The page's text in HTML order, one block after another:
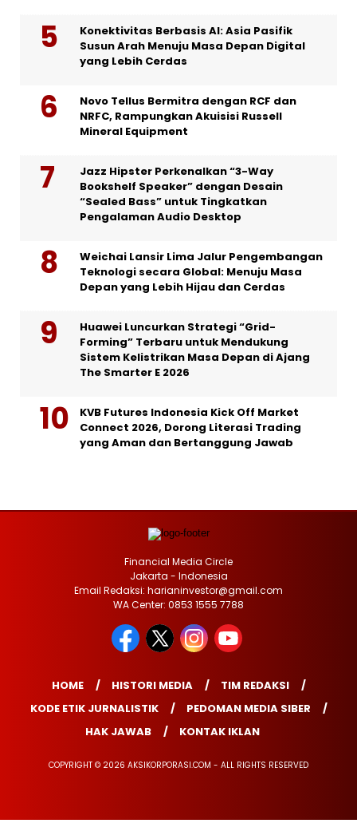
Konektivitas Berbasis AI: Asia Pasifik
Susun Arah Menuju Masa Depan Digital
yang Lebih Cerdas
Novo Tellus Bermitra dengan RCF dan
NRFC, Rampungkan Akuisisi Russell
Mineral Equipment
Jazz Hipster Perkenalkan “3-Way
Bookshelf Speaker” dengan Desain
“Sealed Bass” untuk Tingkatkan
Pengalaman Audio Desktop
Weichai Lansir Lima Jalur Pengembangan
Teknologi secara Global: Menuju Masa
Depan yang Lebih Hijau dan Cerdas
Huawei Luncurkan Strategi “Grid-
Forming” Terbaru untuk Mendukung
Sistem Kelistrikan Masa Depan di Ajang
The Smarter E 2026
KVB Futures Indonesia Kick Off Market
Connect 2026, Dorong Literasi Trading
yang Aman dan Bertanggung Jawab
Financial Media Circle
Jakarta - Indonesia
Email Redaksi: harianinvestor@gmail.com
WA Center: 0853 1555 7788
HOME HISTORI MEDIA
TIM REDAKSI
KODE ETIK JURNALISTIK
PEDOMAN MEDIA SIBER
HAK JAWAB
KONTAK IKLAN
COPYRIGHT © 2026 AKSIKORPORASI.COM - ALL RIGHTS RESERVED